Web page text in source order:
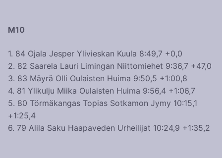
M10
1. 84 Ojala Jesper Ylivieskan Kuula 8:49,7 +0,0
2. 82 Saarela Lauri Limingan Niittomiehet 9:36,7 +47,0
3. 83 Mäyrä Olli Oulaisten Huima 9:50,5 +1:00,8
4. 81 Ylikulju Miika Oulaisten Huima 9:56,4 +1:06,7
5. 80 Törmäkangas Topias Sotkamon Jymy 10:15,1
+1:25,4
6. 79 Alila Saku Haapaveden Urheilijat 10:24,9 +1:35,2